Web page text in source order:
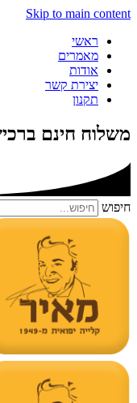
Skip to main content
ראשי
מאמרים
אודות
יצירת קשר
תקנון
משלוח חינם ברכישה
חיפוש